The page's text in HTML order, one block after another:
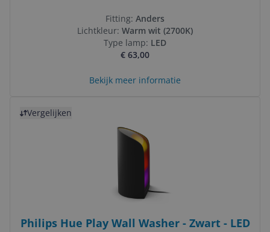
Fitting: Anders
Lichtkleur: Warm wit (2700K)
Type lamp: LED
€ 63,00
Bekijk meer informatie
Vergelijken
Philips Hue Play Wall Washer - Zwart - LED